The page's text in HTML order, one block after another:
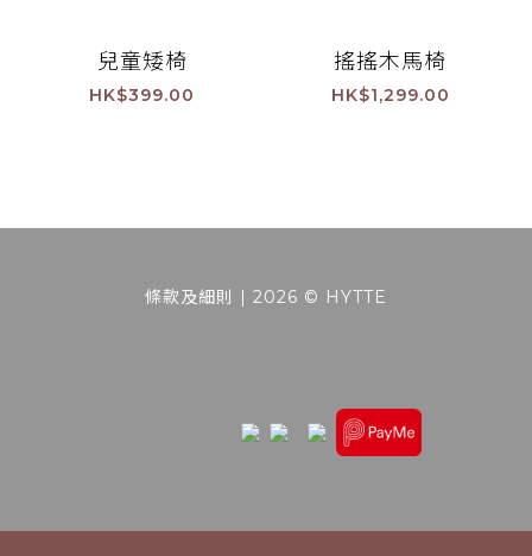
兒童矮椅
HK$399.00
搖搖木馬椅
HK$1,299.00
條款及細則 | 2026 © HYTTE